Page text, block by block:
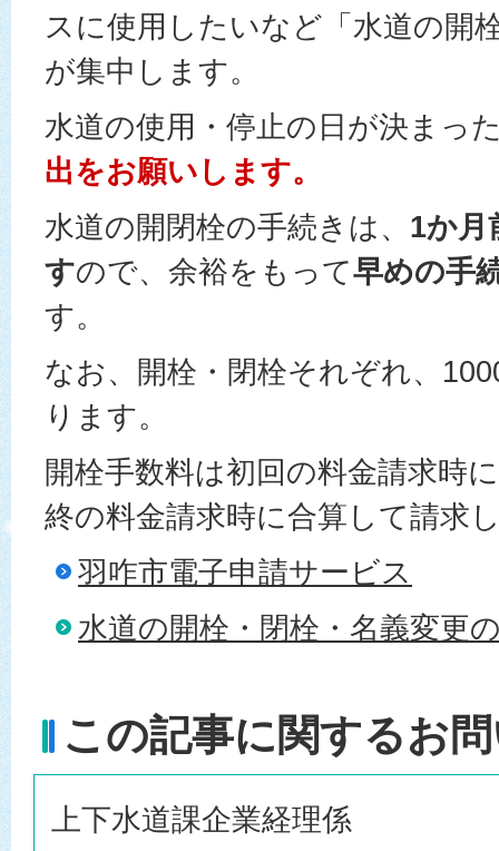
スに使用したいなど「水道の開
が集中します。
水道の使用・停止の日が決まっ
出をお願いします。
水道の開閉栓の手続きは、 1か月
すので、余裕をもって早めの手
す。
なお、開栓・閉栓それぞれ、
ります。
開栓手数料は初回の料金請求時
終の料金請求時に合算して請求
羽咋市電子申請サービス
水道の開栓・閉栓・名義変更
この記事に関するお
上下水道課企業経理係